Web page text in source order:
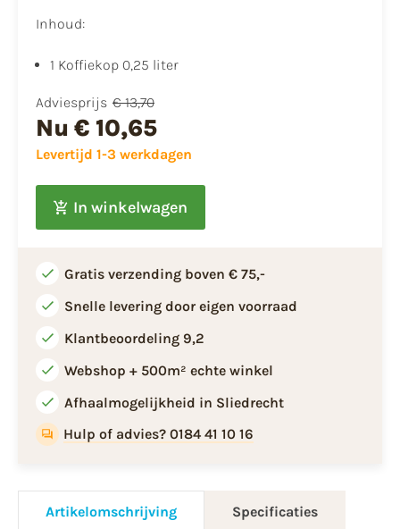
Inhoud:
​1 Koffiekop 0,25 liter
Adviesprijs € 13,70
Nu € 10,65
Levertijd 1-3 werkdagen
In winkelwagen
Gratis verzending boven € 75,-
Snelle levering door eigen voorraad
Klantbeoordeling 9,2
Webshop + 500m² echte winkel
Afhaalmogelijkheid in Sliedrecht
Hulp of advies? 0184 41 10 16
Artikelomschrijving Specificaties